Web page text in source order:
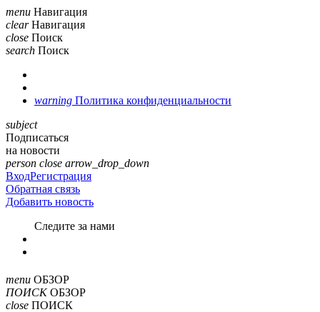
menu Навигация
clear Навигация
close Поиск
search Поиск
warning Политика конфиденциальности
subject
Подписаться
на новости
person close arrow_drop_down
ВходРегистрация
Обратная связь
Добавить новость
Cледите за нами
menu ОБЗОР
ПОИСК ОБЗОР
close ПОИСК